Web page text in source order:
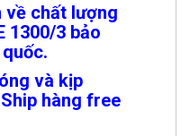
về chất lượng
1300/3 bảo
và kịp
hàng free